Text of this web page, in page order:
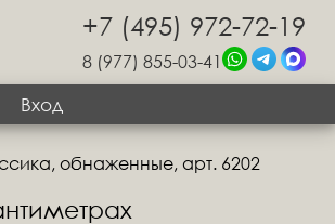
+7 (495) 972-72-19
8 (977) 855-03-41
Вход
обнаженные, арт. 6202